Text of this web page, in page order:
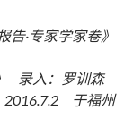
告·专家学家卷》
录入：罗训森
2016.7.2 于福州